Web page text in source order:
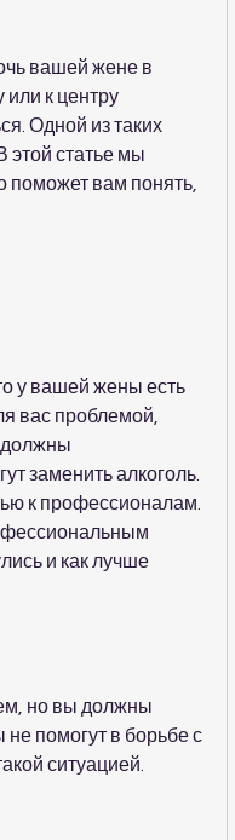
или к центру
Одной из таких
этой статье мы
поможет вам понять,
у вашей жены есть
вас проблемой,
должны
заменить алкоголь.
к профессионалам.
и как лучше
но вы должны
помогут в борьбе с
ситуацией.